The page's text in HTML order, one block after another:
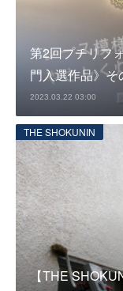
第2回プチリフ
門入選作品》そ
2023.03.22 03:00
THE SHOKUNIN
【THE